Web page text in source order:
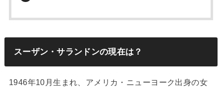
スーザン・サランドンの現在は？
1946年10月生まれ、アメリカ・ニューヨーク出身の女